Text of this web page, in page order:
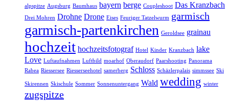
alpspitze Augsburg Baumhaus bayern berge Coupleshoot Das Kranzbach
Drei Mohren Drohne Drone Eises Feuriger Tatzelwurm garmisch
garmisch-partenkirchen Geroldsee grainau
hochzeit hochzeitsfotograf Hotel Kinder Kranzbach lake
Love Luftaufnahmen Luftbild moarhof Oberaudorf Paarshooting Panorama
Rabea Riessersee Riesserseehotel samerberg Schloss Schäzlerpalais simmssee Ski
Skirennen Skischule Sommer Sonnenuntergang Wald wedding winter
zugspitze